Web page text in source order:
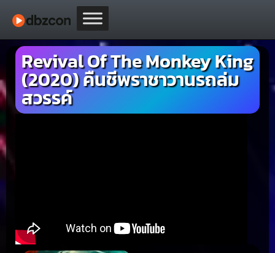
Revival Of The Monkey King
(2020) คืนชีพราชาวานรถล่ม
สวรรค์